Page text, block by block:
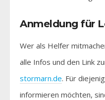
Anmeldung für
Wer als Helfer
alle Infos und den Link
stormarn.de. Für
informieren möchten,